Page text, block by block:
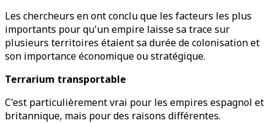
Les chercheurs en ont conclu que les facteurs les plus
importants pour qu'un empire laisse sa trace sur
plusieurs territoires étaient sa durée de colonisation et
son importance économique ou stratégique.
Terrarium transportable
C'est particulièrement vrai pour les empires espagnol et
britannique, mais pour des raisons différentes.